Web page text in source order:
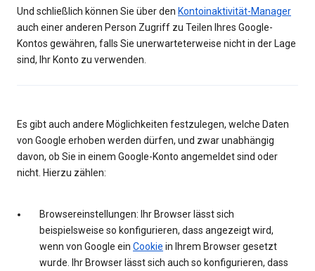
Und schließlich können Sie über den Kontoinaktivität-Manager
auch einer anderen Person Zugriff zu Teilen Ihres Google-
Kontos gewähren, falls Sie unerwarteterweise nicht in der Lage
sind, Ihr Konto zu verwenden.
Es gibt auch andere Möglichkeiten festzulegen, welche Daten
von Google erhoben werden dürfen, und zwar unabhängig
davon, ob Sie in einem Google-Konto angemeldet sind oder
nicht. Hierzu zählen:
Browsereinstellungen: Ihr Browser lässt sich
beispielsweise so konfigurieren, dass angezeigt wird,
wenn von Google ein Cookie in Ihrem Browser gesetzt
wurde. Ihr Browser lässt sich auch so konfigurieren, dass